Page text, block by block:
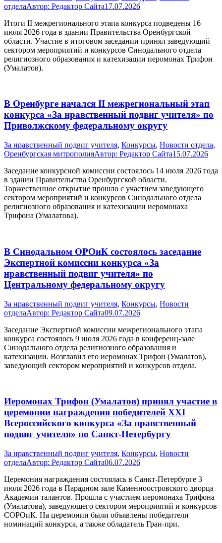
отделаАвтор: Редактор Сайта17.07.2026
Итоги II межрегионального этапа конкурса подведены 16
июля 2026 года в здании Правительства Оренбургской
области. Участие в итоговом заседании принял заведующий
сектором мероприятий и конкурсов Синодального отдела
религиозного образования и катехизации иеромонах Трифон
(Умалатов).
В Оренбурге начался II межрегиональный этап
конкурса «За нравственный подвиг учителя» по
Приволжскому федеральному округу
За нравственный подвиг учителя, Конкурсы, Новости отдела,
Оренбургская митрополияАвтор: Редактор Сайта15.07.2026
Заседание конкурсной комиссии состоялось 14 июля 2026 года
в здании Правительства Оренбургской области.
Торжественное открытие прошло с участием заведующего
сектором мероприятий и конкурсов Синодального отдела
религиозного образования и катехизации иеромонаха
Трифона (Умалатова).
В Синодальном ОРОиК состоялось заседание
Экспертной комиссии конкурса «За
нравственный подвиг учителя» по
Центральному федеральному округу
За нравственный подвиг учителя, Конкурсы, Новости
отделаАвтор: Редактор Сайта09.07.2026
Заседание Экспертной комиссии межрегионального этапа
конкурса состоялось 9 июля 2026 года в конференц-зале
Синодального отдела религиозного образования и
катехизации. Возглавил его иеромонах Трифон (Умалатов),
заведующий сектором мероприятий и конкурсов отдела.
Иеромонах Трифон (Умалатов) принял участие в
церемонии награждения победителей XXI
Всероссийского конкурса «За нравственный
подвиг учителя» по Санкт-Петербургу
За нравственный подвиг учителя, Конкурсы, Новости
отделаАвтор: Редактор Сайта06.07.2026
Церемония награждения состоялась в Санкт-Петербурге 3
июля 2026 года в Парадном зале Каменноостровского дворца
Академии талантов. Прошла с участием иеромонаха Трифона
(Умалатова), заведующего сектором мероприятий и конкурсов
СОРОиК. На церемонии были объявлены победители
номинаций конкурса, а также обладатель Гран-при.